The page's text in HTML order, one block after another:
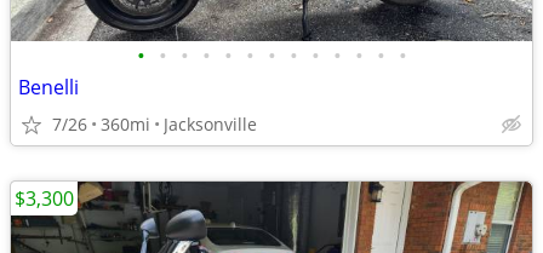
• • • • • • • • • • • • •
Benelli
7/26 360mi Jacksonville
$3,300